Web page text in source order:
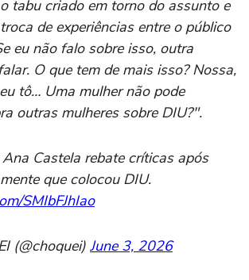
tabu criado em torno do assunto e
de experiências entre o público
eu não falo sobre isso, outra
O que tem de mais isso? Nossa,
tô… Uma mulher não pode
outras mulheres sobre DIU?".
Ana Castela rebate críticas após
que colocou DIU.
SMIbFJhIao
(@choquei) June 3, 2026